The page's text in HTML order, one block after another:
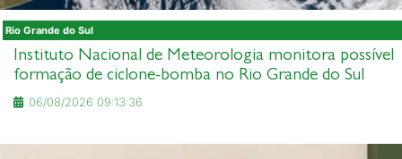
Rio Grande do Sul
Instituto Nacional de Meteorologia monitora possível
formação de ciclone-bomba no Rio Grande do Sul
06/08/2026 09:13:36